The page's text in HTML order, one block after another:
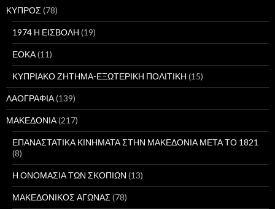
ΚΥΠΡΟΣ (78)
1974 Η ΕΙΣΒΟΛΗ (19)
ΕΟΚΑ(11)
ΚΥΠΡΙΑΚΟ ΖΗΤΗΜΑ-ΕΞΩΤΕΡΙΚΗ ΠΟΛΙΤΙΚΗ (15)
ΛΑΟΓΡΑΦΙΑ(139)
ΜΑΚΕΔΟΝΙΑ(217)
ΕΠΑΝΑΣΤΑΤΙΚΑ ΚΙΝΗΜΑΤΑ ΣΤΗΝ ΜΑΚΕΔΟΝΙΑ ΜΕΤΑ ΤΟ 1821
(8)
Η ΟΝΟΜΑΣΙΑ ΤΩΝ ΣΚΟΠΙΩΝ (13)
ΜΑΚΕΔΟΝΙΚΟΣ ΑΓΩΝΑΣ (78)